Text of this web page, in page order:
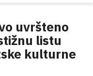
uvršteno
listu
kulturne